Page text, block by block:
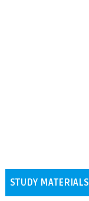
STUDY MATERIALS